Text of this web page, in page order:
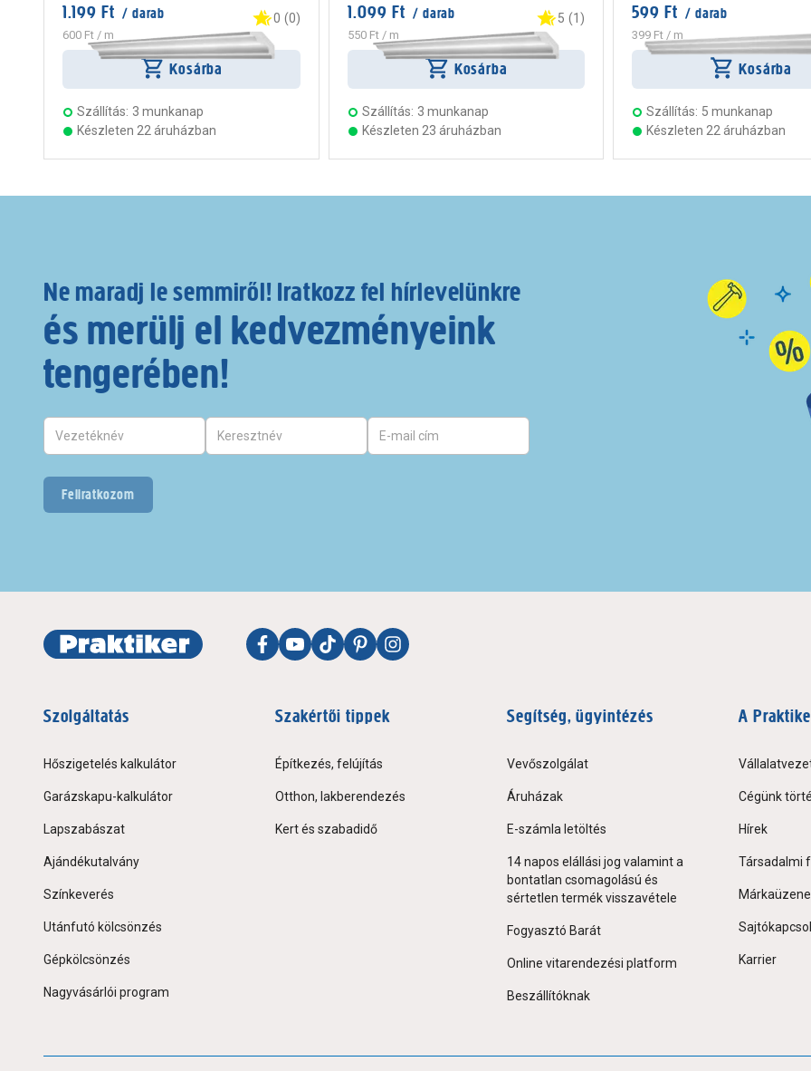
1.199 Ft / darab
600 Ft / m
0 (0)
Kosárba
Szállítás: 3 munkanap
Készleten 22 áruházban
1.099 Ft / darab
550 Ft/ m
5 (1 )
Kosárba
Szállítás: 3 munkanap
Készleten 23 áruházban
599 Ft / darab
399 Ft / m
Kosárba
Szállítás: 5 munkanap
Készleten 22 áruházban
Ne maradj le semmiről! Iratkozz fel hírlevelünkre
és merülj el kedvezményeink
tengerében!
Feliratkozom
Szolgáltatás
Hőszigetelés kalkulátor
Garázskapu-kalkulátor
Lapszabászat
Ajándékutalvány
Színkeverés
Utánfutó kölcsönzés
Gépkölcsönzés
Nagyvásárlói program
Szakértői tippek
Építkezés, felújítás
Otthon, lakberendezés
Kert és szabadidő
Segítség, ügyintézés
Vevőszolgálat
Áruházak
E-számla letöltés
14 napos elállási jog valamint a
bontatlan csomagolású és
sértetlen termék visszavétele
Fogyasztó Barát
Online vitarendezési platform
Beszállítóknak
A
Cégünk
Hírek
Társadalmi
Karrier